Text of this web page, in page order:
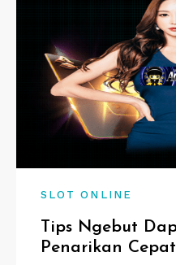
SLOT ONLINE
Tips Ngebut
Penarikan